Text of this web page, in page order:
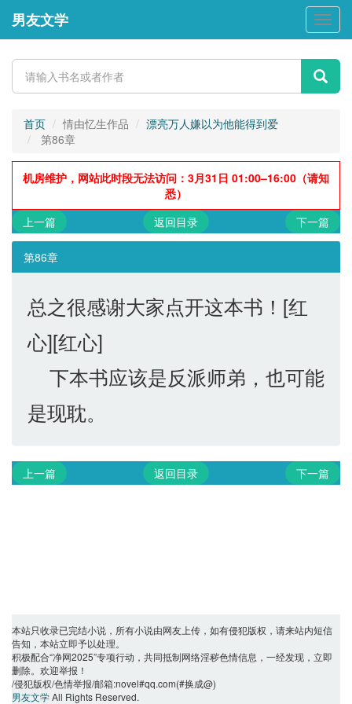
男
友
学
男友文学
首页 情由忆生作品
漂亮万人嫌以为他能得到爱
第86章
机房维护，网站此时段无法访问：3月31日 01:00–16:00（请知
悉）
上一篇
返回目录 下一篇
第86章
总之很感谢大家点开这本书！[红
心][红心]
下本书应该是反派师弟，也可能
是现耽。
上一篇 返回目录 下一篇
本站只收录已完结小说，所有小说由网友上传，如有侵犯版权，请来站内短信
告知，本站立即予以处理。
积极配合“净网2025”专项行动，共同抵制网络淫秽色情信息，一经发现，立即
删除。欢迎举报！
/侵犯版权/色情举报/邮箱:novel#qq.com(#换成@)
男友文学All Rights Reserved.